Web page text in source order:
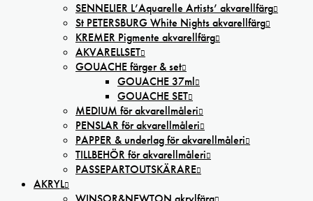
SENNELIER L’Aquarelle Artists’ akvarellfärg
St PETERSBURG White Nights akvarellfärg
KREMER Pigmente akvarellfärg
AKVARELLSET
GOUACHE färger & set
GOUACHE 37ml
GOUACHE SET
MEDIUM för akvarellmåleri
PENSLAR för akvarellmåleri
PAPPER & underlag för akvarellmåleri
TILLBEHÖR för akvarellmåleri
PASSEPARTOUTSKÄRARE
AKRYL